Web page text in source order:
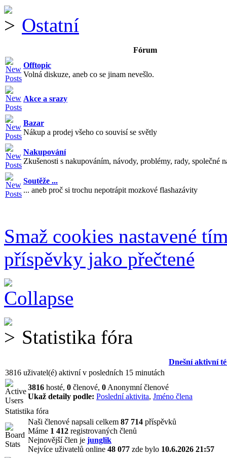
Ostatní
Fórum
Offtopic
Volná diskuze, aneb co se jinam nevešlo.
Akce a srazy
Bazar
Nákup a prodej všeho co souvisí se světly
Nakupování
Zkušenosti s nakupováním, návody, problémy, rady, společné
Soutěže ...
... aneb proč si trochu nepotrápit mozkové flashazávity
Smaž cookies nastavené
příspěvky jako přečtené
Statistika fóra
Dnešní aktivní
3816 uživatel(é) aktivní v posledních 15 minutách
3816 hosté, 0 členové, 0 Anonymní členové
Ukaž detaily podle: Poslední aktivita, Jméno člena
Statistika fóra
Naši členové napsali celkem 87 714 příspěvků
Máme 1 412 registrovaných členů
Nejnovější člen je junglik
Nejvíce uživatelů online 48 077 zde bylo 10.6.2026 21:57